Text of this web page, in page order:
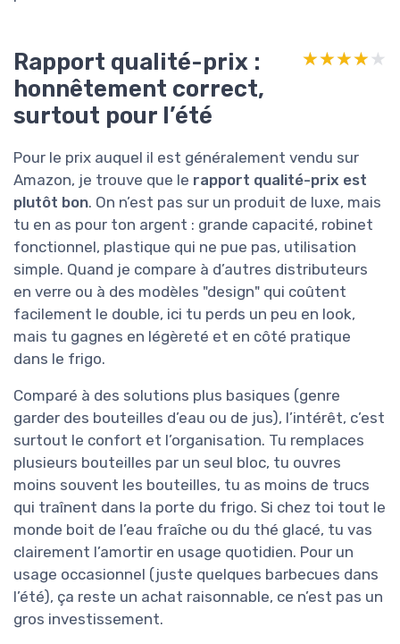
Rapport qualité-prix :
honnêtement correct,
surtout pour l’été
★★★★★
★★★★★
Pour le prix auquel il est généralement vendu sur
Amazon, je trouve que le rapport qualité-prix est
plutôt bon. On n’est pas sur un produit de luxe, mais
tu en as pour ton argent : grande capacité, robinet
fonctionnel, plastique qui ne pue pas, utilisation
simple. Quand je compare à d’autres distributeurs
en verre ou à des modèles "design" qui coûtent
facilement le double, ici tu perds un peu en look,
mais tu gagnes en légèreté et en côté pratique
dans le frigo.
Comparé à des solutions plus basiques (genre
garder des bouteilles d’eau ou de jus), l’intérêt, c’est
surtout le confort et l’organisation. Tu remplaces
plusieurs bouteilles par un seul bloc, tu ouvres
moins souvent les bouteilles, tu as moins de trucs
qui traînent dans la porte du frigo. Si chez toi tout le
monde boit de l’eau fraîche ou du thé glacé, tu vas
clairement l’amortir en usage quotidien. Pour un
usage occasionnel (juste quelques barbecues dans
l’été), ça reste un achat raisonnable, ce n’est pas un
gros investissement.